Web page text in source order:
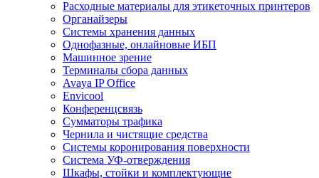
Расходные материалы для этикеточных принтеров
Органайзеры
Системы хранения данных
Однофазные, онлайновые ИБП
Машинное зрение
Терминалы сбора данных
Avaya IP Office
Envicool
Конференцсвязь
Сумматоры трафика
Чернила и чистящие средства
Системы коронирования поверхности
Cистема УФ-отверждения
Шкафы, стойки и комплектующие